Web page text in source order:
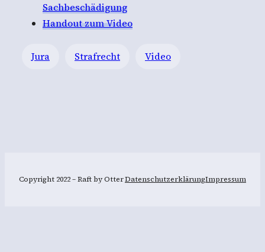
Sachbeschädigung
Handout zum Video
Jura Strafrecht Video
Copyright 2022 – Raft by OtterDatenschutzerklärungImpressum